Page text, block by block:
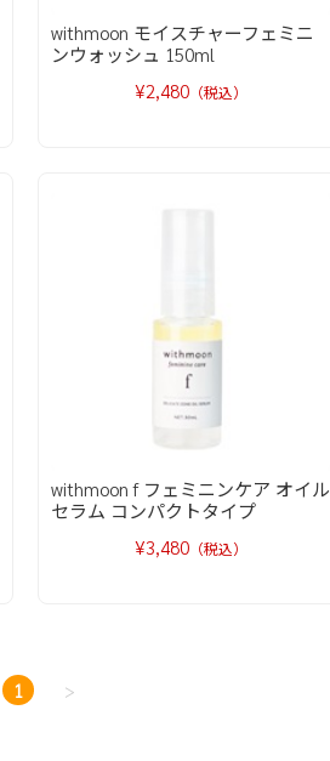
withmoon モイスチャーフェミニ
ンウォッシュ 150ml
¥2,480 （税込）
withmoon f フェミニンケア オイル
セラム コンパクトタイプ
¥3,480 （税込）
1 >